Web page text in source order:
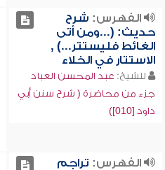
الفهرس: شرح
حديث: (...ومن أتى
الغائط فليستتر...) ,
الاستتار في الخلاء
للشيخ: عبد المحسن العباد
جزء من محاضرة ( شرح سنن أبي
داود [010])
الفهرس: تراجم